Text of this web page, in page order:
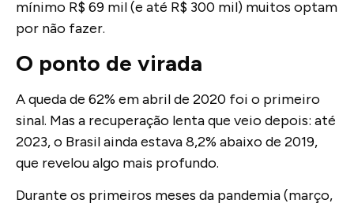
mínimo R$ 69 mil (e até R$ 300 mil) muitos optam
por não fazer.
O ponto de virada
A queda de 62% em abril de 2020 foi o primeiro
sinal. Mas a recuperação lenta que veio depois: até
2023, o Brasil ainda estava 8,2% abaixo de 2019,
que revelou algo mais profundo.
Durante os primeiros meses da pandemia (março,